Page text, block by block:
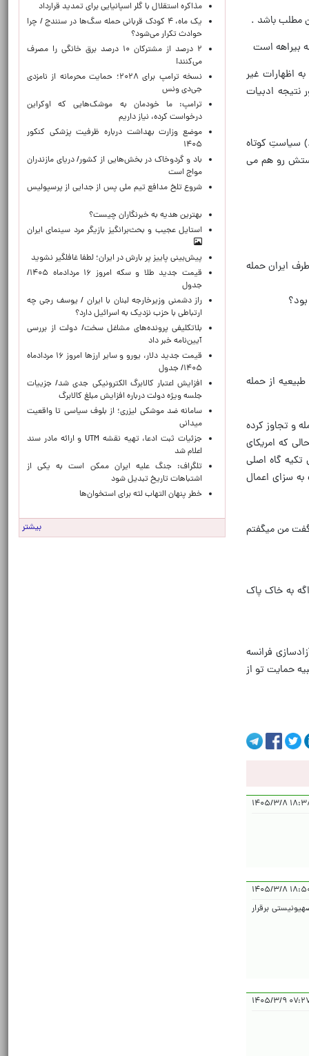
مطلب باشد .
بیراهه است
اظهارات غیر
نتیجه ادبیات
سیاستِ کوتاه
رو هم می
ایران حمله
از حمله
و تجاوز کرده
که امریکای
خمینی تکیه گاه اصلی
سزای اعمال
من میگفتم
به خاک پاک
پیاده شدند و به آزادسازی فرانسه
حمایت تو از
۳/۸
۱۴۰۵/۳/۸
برقرار
۳/۹
مذاکره استقلال با گلر اسپانیایی برای تمدید قرارداد
یک ماه، ۴ کودک قربانی حمله سگ‌ها در سنندج / چرا
حوادث تکرار می‌شود؟
۲ درصد از مشترکان ۱۰ درصد برق خانگی را مصرف
می‌کنند!
نسخه ترامپ برای ۲۰۲۸؛ حمایت محرمانه از نامزدی
جی‌دی ونس
ترامپ: ما خودمان به موشک‌هایی که اوکراین
درخواست کرده، نیاز داریم
موضع وزارت بهداشت درباره ظرفیت پزشکی کنکور
۱۴۰۵
باد و گردوخاک در بخش‌هایی از کشور/ دریای مازندران
مواج است
شروع تلخ مدافع تیم ملی پس از جدایی از پرسپولیس
بهترین هدیه به خبرنگاران چیست؟
استایل عجیب و بحث‌برانگیز بازیگر مرد سینمای ایران
پیش‌بینی پاییز پر بارش در ایران؛ لطفا غافلگیر نشوید
قیمت جدید طلا و سکه امروز ۱۶ مردادماه ۱۴۰۵/
جدول
راز دشمنی وزیرخارجه لبنان با ایران / یوسف رجی چه
ارتباطی با حزب نزدیک به اسرائیل دارد؟
بلاتکلیفی پرونده‌های مشاغل سخت/ دولت از بررسی
آیین‌نامه خبر داد
قیمت جدید دلار، یورو و سایر ارزها امروز ۱۶ مردادماه
۱۴۰۵/ جدول
افزایش اعتبار کالابرگ الکترونیکی جدی شد/ جزییات
جلسه ویژه دولت درباره افزایش مبلغ کالابرگ
سامانه ضد موشکی لیزری؛ از بلوف سیاسی تا واقعیت
میدانی
جزئیات ثبت ادعا، تهیه نقشه UTM و ارائه مادر سند
اعلام شد
تلگراف: جنگ علیه ایران ممکن است به یکی از
اشتباهات تاریخ تبدیل شود
خطر پنهان التهاب لثه برای استخوان‌ها
بیشتر